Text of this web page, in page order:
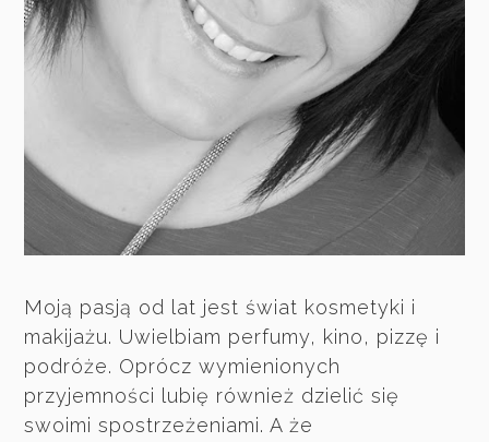
Moją pasją od lat jest świat kosmetyki i
makijażu. Uwielbiam perfumy, kino, pizzę i
podróże. Oprócz wymienionych
przyjemności lubię również dzielić się
swoimi spostrzeżeniami. A że